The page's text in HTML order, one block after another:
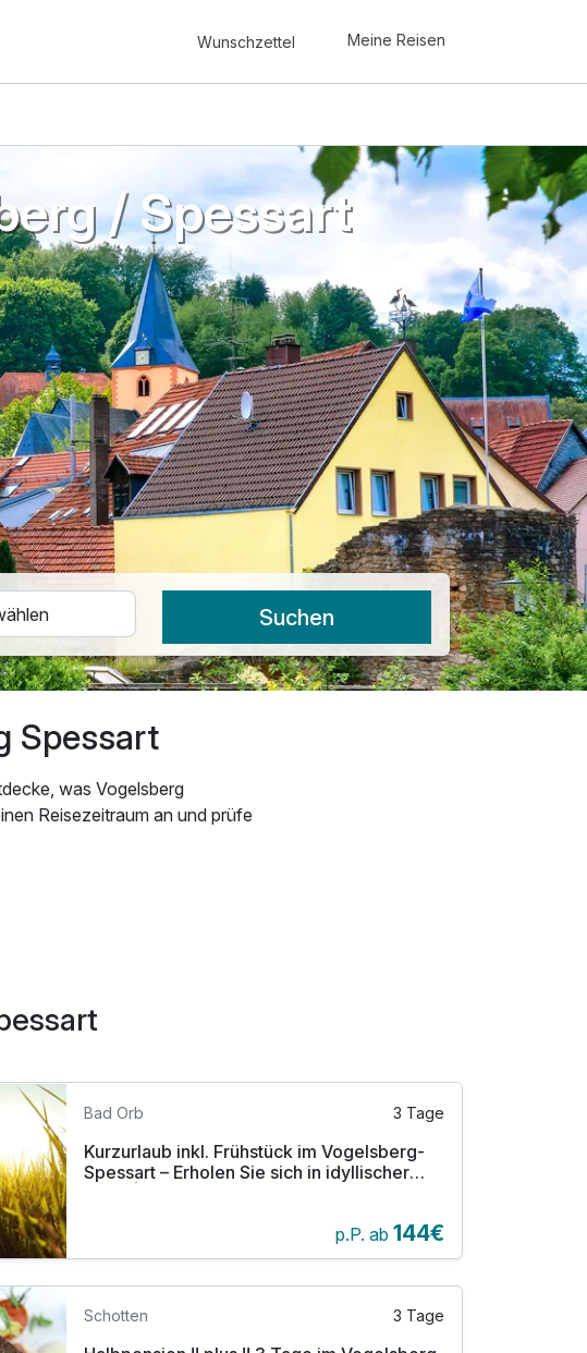
Wunschzettel Meine Reisen
/ Spessart
Suchen
Spessart
was Vogelsberg
Reisezeitraum an und prüfe
Bad Orb 3 Tage
Kurzurlaub inkl. Frühstück im Vogelsberg-
Spessart – Erholen Sie sich in idyllischer
p.P. ab 144€
Schotten 3 Tage